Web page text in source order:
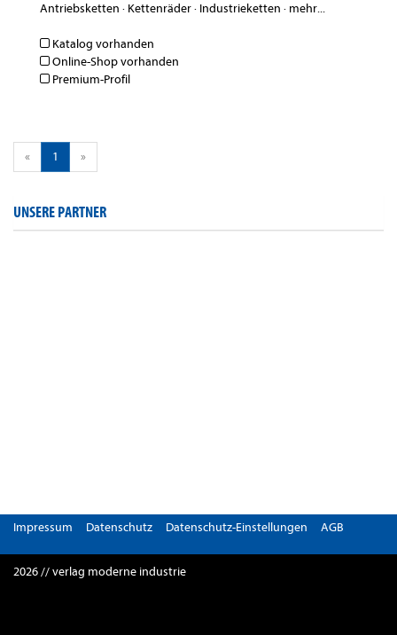
Antriebsketten · Kettenräder· Industrieketten · mehr...
Katalog vorhanden
Online-Shop vorhanden
Premium-Profil
« 1 »
UNSERE PARTNER
Impressum Datenschutz Datenschutz-Einstellungen AGB
2026 // verlag moderne industrie